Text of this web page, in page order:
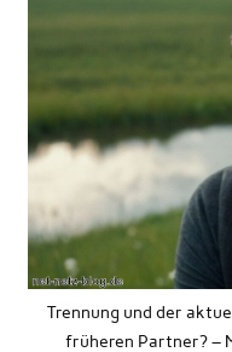
Trennung und der
früheren Partner? –